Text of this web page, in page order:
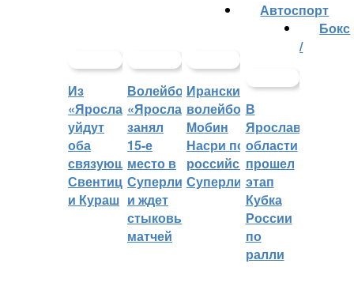
Из
«Ярославича»
уйдут
оба
связующих:
Свентицкис
и Кураш
Волейбольный
«Ярославич»
занял
15-е
место в
Суперлиге
и ждет
стыковых
матчей
Иранский
волейболист
Мобин
Насри покинет
российскую
Суперлигу
Автоспорт
В
Ярославской
области
прошел
этап
Кубка
России
по
ралли
Бокс
/